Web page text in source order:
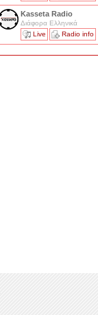
Kasseta Radio
Διάφορα Ελληνικά
Live
Radio info